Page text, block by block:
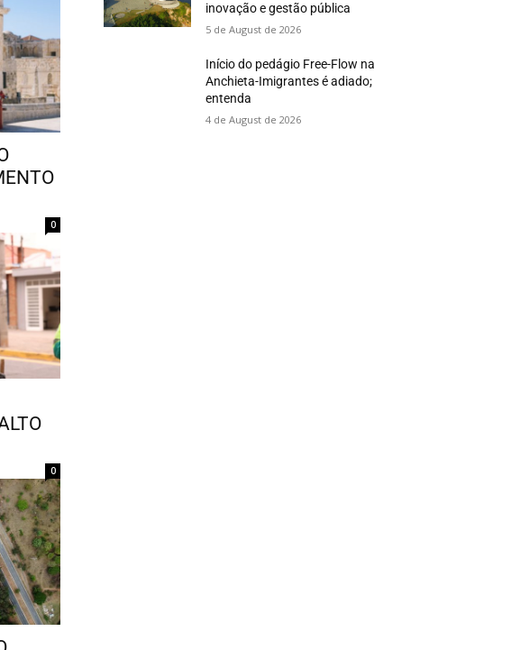
0
0
inovação e gestão pública
5 de August de 2026
Início do pedágio Free-Flow na
Anchieta-Imigrantes é adiado;
entenda
4 de August de 2026